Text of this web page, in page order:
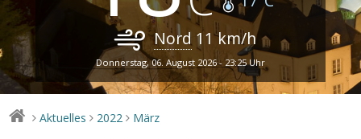
Nord 11km/h
Donnerstag, 06. August 2026 - 23:25 Uhr
> Aktuelles > 2022 > März